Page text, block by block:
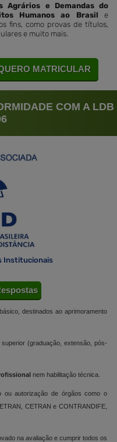
Agrários e Demandas do
Humanos ao Brasil e
fins, como provas de títulos,
e muito mais.
MATRICULAR
COM A LDB
Institucionais
destinados ao aprimoramento
(graduação, extensão, pós-
nem habilitação técnica.
ou autorização de órgãos como o
CETRAN e CONTRANDIFE,
na avaliação e cumprir todos os